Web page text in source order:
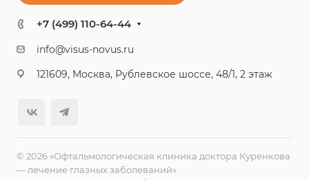
+7 (499) 110-64-44
info@visus-novus.ru
121609, Москва, Рублевское шоссе, 48/1, 2 этаж
© 2026 «Офтальмологическая клиника доктора Куренкова
— лечение глазных заболеваний»